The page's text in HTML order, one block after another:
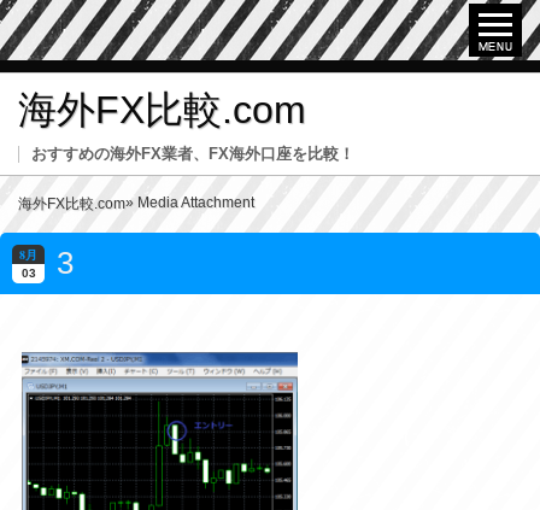
海外FX比較.com
おすすめの海外FX業者、FX海外口座を比較！
海外FX比較.com» Media Attachment
8月
03 3